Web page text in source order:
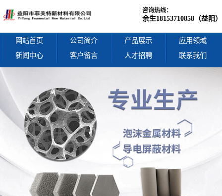
咨询热线：
余生18153710858（益阳）
网站首页 公司简介 产品展示
应用领域
新闻中心
客户留言 人才招聘 联系我们